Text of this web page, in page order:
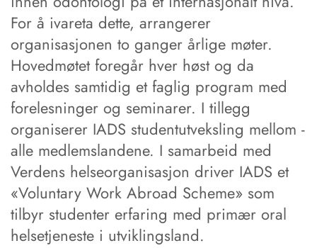
For å ivareta dette, arrangerer
organisasjonen to ganger årlige møter.
Hovedmøtet foregår hver høst og da
avholdes samtidig et faglig program med
forelesninger og seminarer. I tillegg
organiserer IADS stu­dent­ut­veks­ling mel­lom ­
alle medlemslandene. I sam­arbeid med
Verdens helseorganisasjon driver IADS et
«Voluntary Work Abroad Scheme» som
tilbyr studenter erfaring med primær oral
helsetjeneste i utviklingsland.